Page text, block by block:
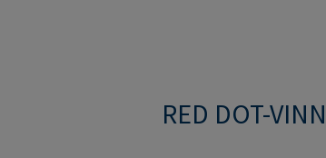
RED DOT-